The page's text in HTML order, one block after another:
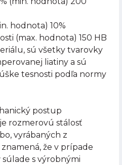
hodnota) 10%
(max. hodnota) 150 HB
sú všetky tvarovky
liatiny a sú
tesnosti podľa normy
postup
rozmerovú stálosť
vyrábaných z
že v prípade
súlade s výrobnými